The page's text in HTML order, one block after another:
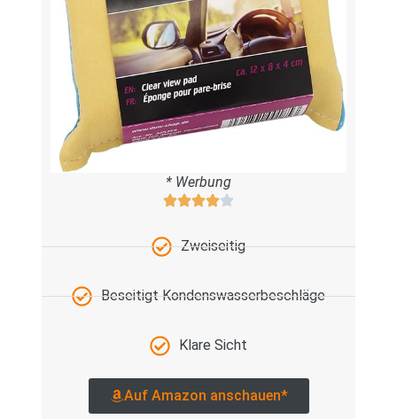
* Werbung
Zweiseitig
Beseitigt Kondenswasserbeschläge
Klare Sicht
Auf Amazon anschauen*